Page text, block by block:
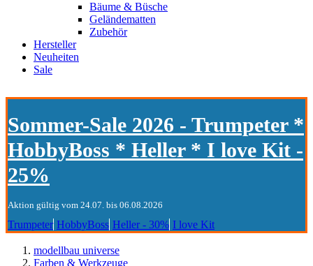
Bäume & Büsche
Geländematten
Zubehör
Hersteller
Neuheiten
Sale
Sommer-Sale 2026 - Trumpeter *
HobbyBoss * Heller * I love Kit -
25%
Aktion gültig vom 24.07. bis 06.08.2026
Trumpeter HobbyBoss Heller - 30% I love Kit
modellbau universe
Farben & Werkzeuge